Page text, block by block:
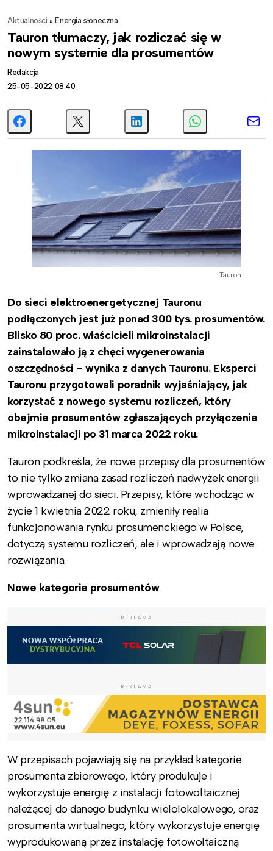
Aktualności » Energia słoneczna
Tauron tłumaczy, jak rozliczać się w
nowym systemie dla prosumentów
Redakcja
25-05-2022 08:40
Tauron
Do sieci elektroenergetycznej Tauronu
podłączonych jest już ponad 300 tys. prosumentów.
Blisko 80 proc. właścicieli mikroinstalacji
zainstalowało ją z chęci wygenerowania
oszczędności –wynika z danych Tauronu. Eksperci
Tauronu przygotowali poradnik wyjaśniający, jak
korzystać z nowego systemu rozliczeń, który
obejmie prosumentów zgłaszających przyłączenie
mikroinstalacji po 31 marca 2022 roku.
Tauron podkreśla, że nowe przepisy dla prosumentów
to nie tylko zmiana zasad rozliczeń nadwyżek energii
wprowadzanej do sieci. Przepisy, które wchodząc w
życie 1 kwietnia 2022 roku, zmieniły realia
funkcjonowania rynku prosumenckiego w Polsce,
dotyczą systemu rozliczeń, ale i wprowadzają nowe
rozwiązania.
Nowe kategorie prosumentów
REKLAMA
REKLAMA
W przepisach pojawiają się na przykład kategorie
prosumenta zbiorowego, który produkuje i
wykorzystuje energię z instalacji fotowoltaicznej
należącej do danego budynku wielolokalowego, oraz
prosumenta wirtualnego, który wykorzystuje energię
wyprodukowaną przez instalację fotowoltaiczną